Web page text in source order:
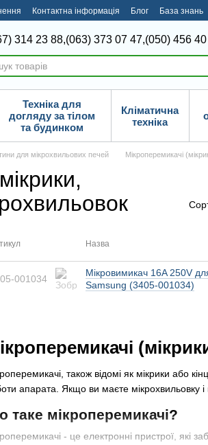
Контактна інформація Блог База знань
314 23 88,(063) 373 07 47,(050) 456
Техніка для
догляду за тілом
та будинком
Кліматична
техніка
для мікрохвильових печей Мікроперемикачі
також відомі як мікрики або
апарата. Якщо ви маєте мікрохвильовку
таке мікроперемикачі?
- це електронні пристрої, які
Назва
001034
Мікровимикач 16A 250V
Samsung (3405-001034)